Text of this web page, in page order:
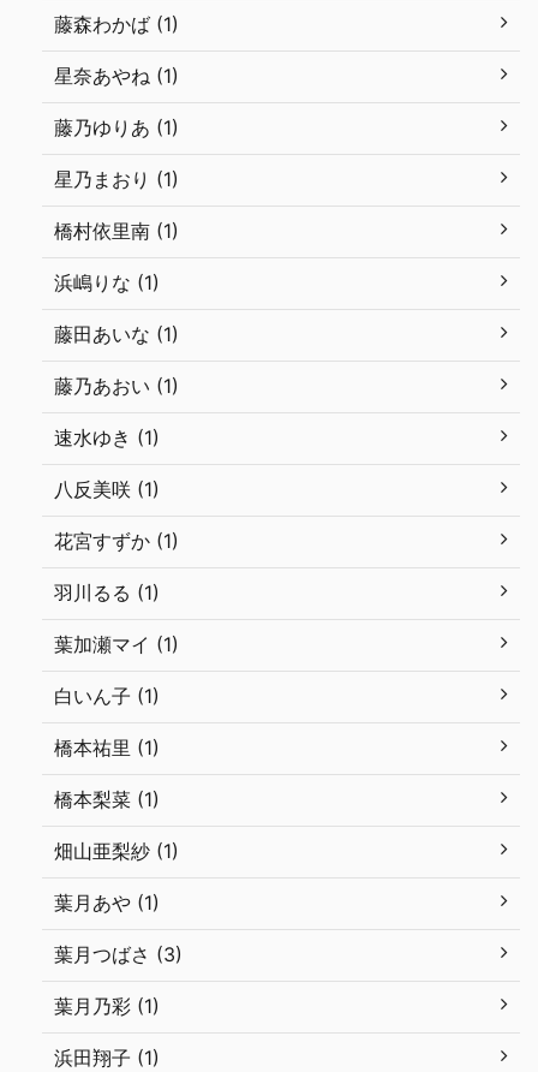
藤森わかば (1)
星奈あやね (1)
藤乃ゆりあ (1)
星乃まおり (1)
橋村依里南 (1)
浜嶋りな (1)
藤田あいな (1)
藤乃あおい (1)
速水ゆき (1)
八反美咲 (1)
花宮すずか (1)
羽川るる (1)
葉加瀬マイ (1)
白いん子 (1)
橋本祐里 (1)
橋本梨菜 (1)
畑山亜梨紗 (1)
葉月あや (1)
葉月つばさ (3)
葉月乃彩 (1)
浜田翔子 (1)